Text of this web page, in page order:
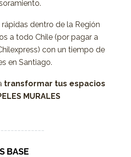
dentro de la Región
a todo Chile (por pagar a
con un tiempo de
en Santiago.
transformar tus espacios
MURALES
BASE